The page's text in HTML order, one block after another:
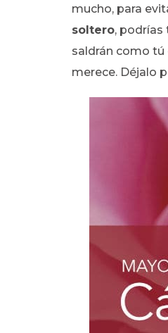
mucho, para
soltero, podrías
saldrán como tú
merece. Déjalo